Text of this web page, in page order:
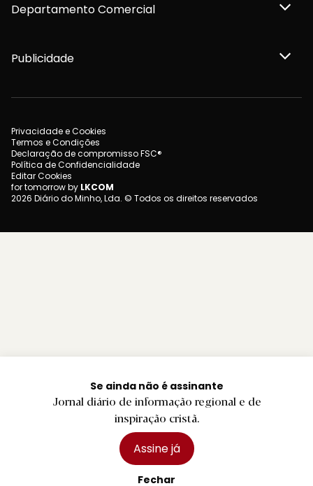
Se ainda não é assinante
Jornal diário de informação regional e de
inspiração cristã.
Assine já
Fechar
Departamento Comercial
Publicidade
Privacidade e Cookies
Termos e Condições
Declaração de compromisso FSC®
Política de Confidencialidade
Editar Cookies
for tomorrow by LKCOM
2026 Diário do Minho, Lda. © Todos os direitos reservados